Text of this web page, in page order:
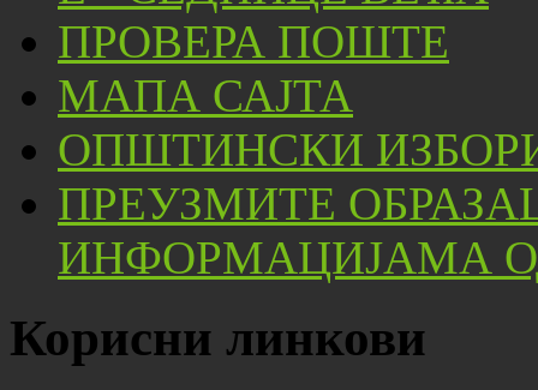
ПРОВЕРА ПОШТЕ
МАПА САЈТА
ОПШТИНСКИ
ПРЕУЗМИТЕ
ИНФОРМАЦИЈАМА
Корисни линкови